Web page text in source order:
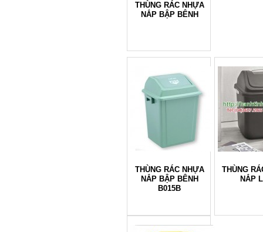
THÙNG RÁC NHỰA
NẮP BẬP BÊNH
THÙNG RÁC NHỰA
NẮP BẬP BÊNH
B015B
THÙNG
NẮP